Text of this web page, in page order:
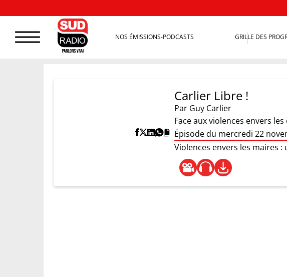
NOS ÉMISSIONS-PODCASTS GRILLE DES
Carlier Libre !
Par Guy Carlier
Face aux violences envers
Épisode du mercredi 22
Violences envers les maires